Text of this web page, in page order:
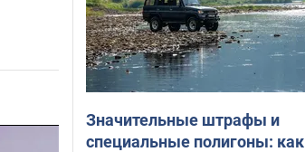
Значительные штрафы и
специальные полигоны: как